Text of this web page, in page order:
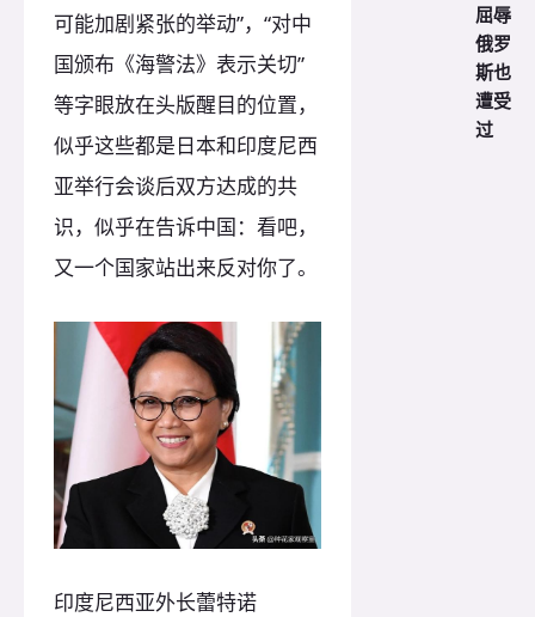
可能加剧紧张的举动”，“对中
国颁布《海警法》表示关切”
等字眼放在头版醒目的位置，
似乎这些都是日本和印度尼西
亚举行会谈后双方达成的共
识，似乎在告诉中国：看吧，
又一个国家站出来反对你了。
印度尼西亚外长蕾特诺
屈辱
俄罗
斯也
遭受
过